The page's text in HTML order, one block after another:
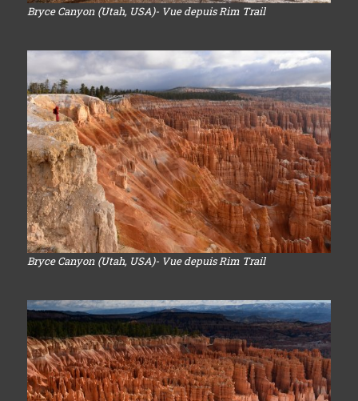
Bryce Canyon (Utah, USA)- Vue depuis Rim Trail
Bryce Canyon (Utah, USA)- Vue depuis Rim Trail